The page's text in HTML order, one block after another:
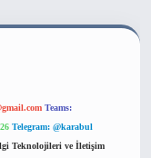
Teams:
Telegram: @karabul
Teknolojileri ve İletişim